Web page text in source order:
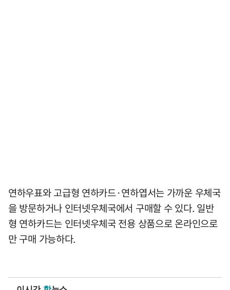
연하우표와 고급형 연하카드·연하엽서는 가까운 우체국
을 방문하거나 인터넷우체국에서 구매할 수 있다. 일반
형 연하카드는 인터넷우체국 전용 상품으로 온라인으로
만 구매 가능하다.